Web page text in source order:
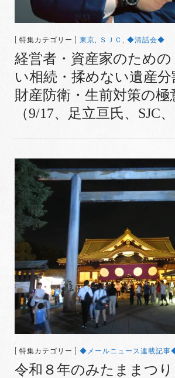
[ 特集カテゴリー ] 東京, ＳＪＣ , ◆清話会◆
経営者・資産家のための
い相続・揉めない遺産
財産防衛・生前対策の極
（9/17、足立亘氏、SJC、
[ 特集カテゴリー ] ◆メールニュース連載記事
令和８年のみたままつ